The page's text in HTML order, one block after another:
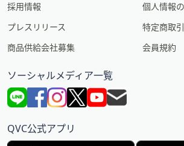
採用情報
プレスリリース
商品供給会社募集
個人情報
特定商取
会員規約
ソーシャルメディア一覧
QVC公式アプリ